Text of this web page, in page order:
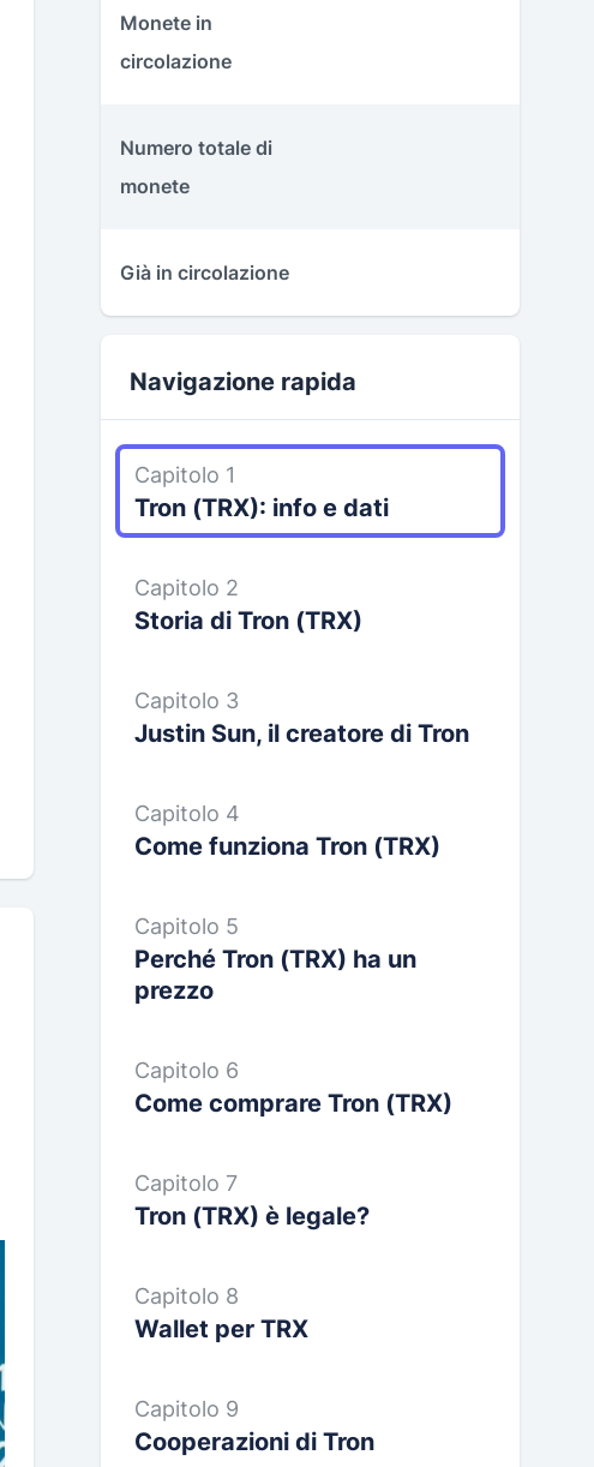
Monete in
circolazione
Numero totale di
monete
Già in circolazione
Navigazione rapida
Capitolo 1
Tron (TRX): info e dati
Capitolo 2
Storia di Tron (TRX)
Capitolo 3
Justin Sun, il creatore di Tron
Capitolo 4
Come funziona Tron (TRX)
Capitolo 5
Perché Tron (TRX) ha un
prezzo
Capitolo 6
Come comprare Tron (TRX)
Capitolo 7
Tron (TRX) è legale?
Capitolo 8
Wallet per TRX
Capitolo 9
Cooperazioni di Tron